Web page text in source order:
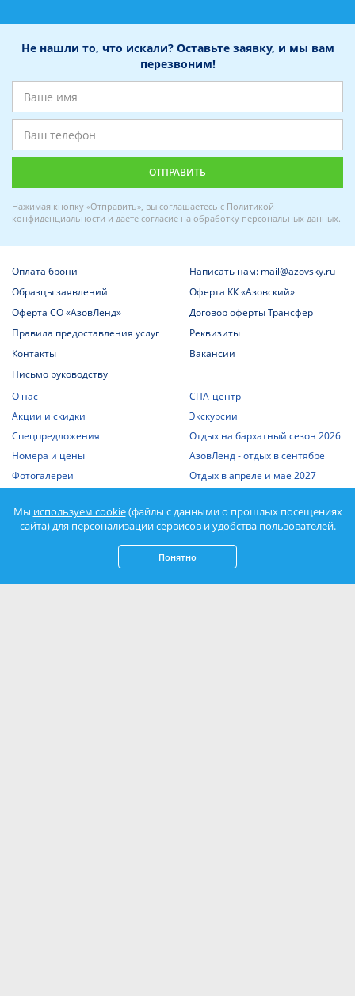
Не нашли то, что искали? Оставьте заявку, и мы вам
перезвоним!
Нажимая кнопку «Отправить», вы соглашаетесь с Политикой
конфиденциальности и даете согласие на обработку персональных данных.
Оплата брони
Написать нам: mail@azovsky.ru
Образцы заявлений
Оферта КК «Азовский»
Оферта СО «АзовЛенд»
Договор оферты Трансфер
Правила предоставления услуг
Реквизиты
Контакты
Вакансии
Письмо руководству
О нас
Акции и скидки
Спецпредложения
Номера и цены
Фотогалереи
Отдых с детьми
Отдых на Азовском море
СПА-центр
Экскурсии
Отдых на бархатный сезон 2026
АзовЛенд - отдых в сентябре
Отдых в апреле и мае 2027
Выписка из единого реестра
объектов классификации
Мы используем cookie(файлы с данными о прошлых посещениях
сайта) для персонализации сервисов и удобства пользователей.
Понятно